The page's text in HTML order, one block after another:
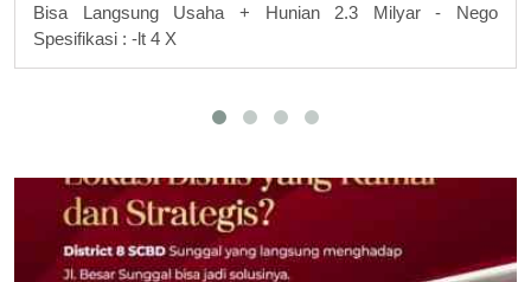
Bisa Langsung Usaha + Hunian 2.3 Milyar - Nego
Spesifikasi : -lt 4 X